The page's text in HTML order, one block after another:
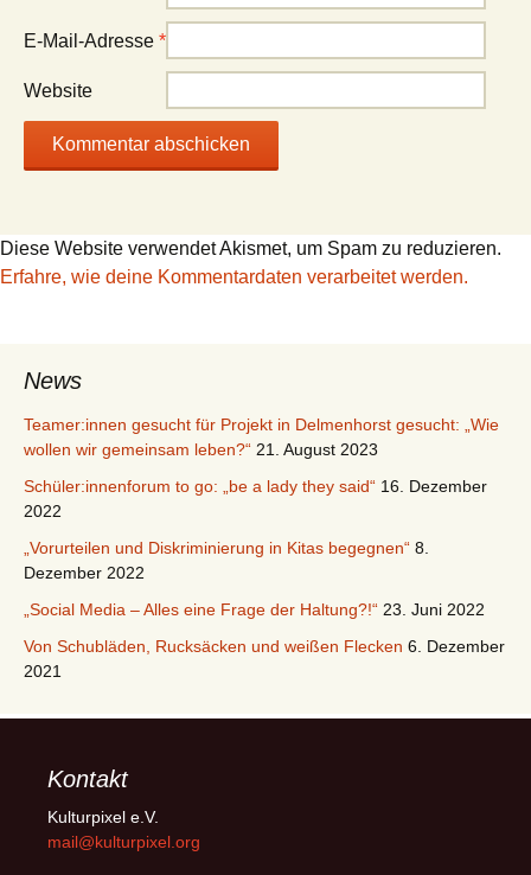
E-Mail-Adresse *
Website
Diese Website verwendet Akismet, um Spam zu reduzieren.
Erfahre, wie deine Kommentardaten verarbeitet werden.
News
Teamer:innen gesucht für Projekt in Delmenhorst gesucht: „Wie
wollen wir gemeinsam leben?“ 21. August 2023
Schüler:innenforum to go: „be a lady they said“ 16. Dezember
2022
„Vorurteilen und Diskriminierung in Kitas begegnen“ 8.
Dezember 2022
„Social Media – Alles eine Frage der Haltung?!“ 23. Juni 2022
Von Schubläden, Rucksäcken und weißen Flecken 6. Dezember
2021
Kontakt
Kulturpixel e.V.
mail@kulturpixel.org